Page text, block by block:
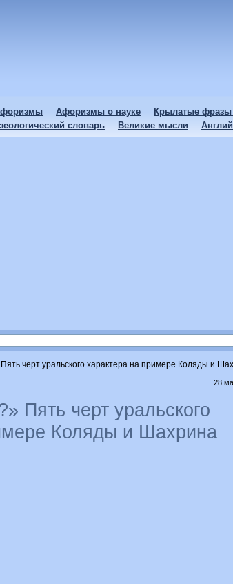
Афоризмы о науке Крылатые фразы
словарь
Великие мысли
черт уральского характера на примере Коляды и
28
Пять черт уральского
Коляды и Шахрина